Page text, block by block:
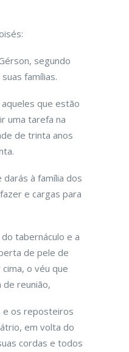
segundo
famílias.
que estão
uma tarefa na
de trinta anos
darás à família dos
e cargas para
tabernáculo e a
de pele de
o véu que
reunião,
e os reposteiros
em volta do
cordas e todos